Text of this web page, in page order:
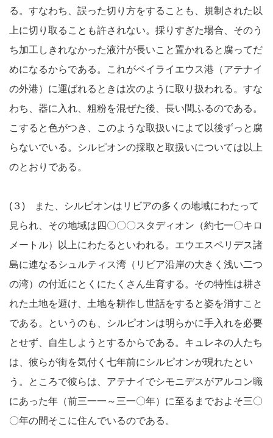
る。すなわち、誤った切り方をすることも、規制された以
上に切り取ることも許されない。採りすぎた場合、そのう
ち加工しきれなかった液汁が長いこと置かれると腐ってだ
めになるからである。これがペイライエウス港（アテナイ
の外港）に運ばれるときは次のように取り扱われる。すな
わち、器に入れ、粗粉を混ぜた後、長い間ふるのである。
こすると色がつき、このような取扱いによて以後ずっと腐
らないでいる。シルピオンの採取と取扱いについては以上
のとおりである。
(３) また、シルピオンはリビアの多くの地域にわたって
見られ、その地域は四〇〇〇スタディオン（約七一〇キロ
メートル）以上にわたるといわれる。エウエスペリデス諸
島に連なるシュルティス湾（リビア沿岸の大きく浅い二つ
の湾）の付近にとくにたくさん生育する。その特性は耕さ
れた土地を避け、土地を耕作し世話をすると姿を消すこと
である。というのも、シルピオンは明らかに手入れを必要
とせず、自生しようとするからである。キュレネの人たち
は、彼らが街を気付く七年前にシルピオンが現れたとい
う。ところで彼らは、アテナイでシモニデスがアルコン職
にあった年（前三一一～三一〇年）に至るまでおよそ三〇
〇年の間そこに住んでいるのである。